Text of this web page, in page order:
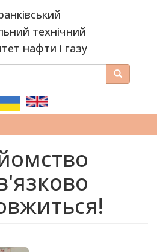
технічний
нафти і газу
Пошук